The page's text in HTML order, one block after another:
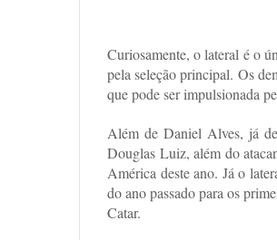
Curiosamente, o lateral é o
pela seleção principal. Os
que pode ser impulsionada
Além de Daniel Alves, já
Douglas Luiz, além do
América deste ano. Já o
do ano passado para os
Catar.